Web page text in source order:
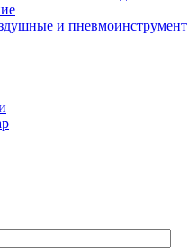
и пневмоинструмент